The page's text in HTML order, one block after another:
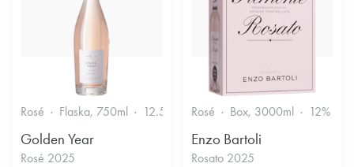
Rosé Flaska, 750ml 12.5% Friskt & Bärigt
Golden Year
Rosé 2025
Rosé Box, 3000ml 12%
Enzo Bartoli
Rosato 2025